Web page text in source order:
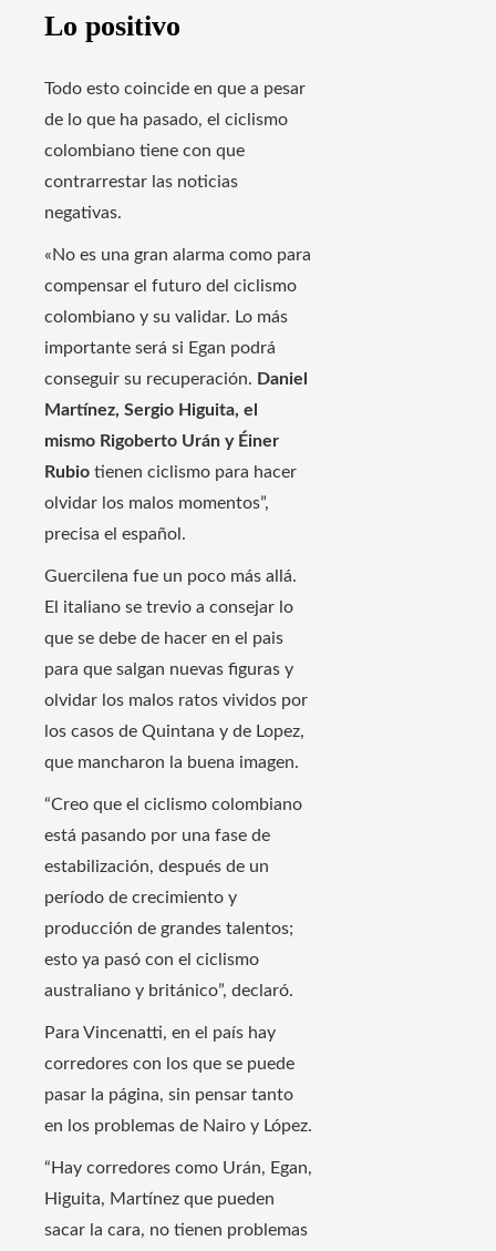
Lo positivo
Todo esto coincide en que a pesar
de lo que ha pasado, el ciclismo
colombiano tiene con que
contrarrestar las noticias
negativas.
«No es una gran alarma como para
compensar el futuro del ciclismo
colombiano y su validar. Lo más
importante será si Egan podrá
conseguir su recuperación. Daniel
Martínez, Sergio Higuita, el
mismo Rigoberto Urán y Éiner
Rubio tienen ciclismo para hacer
olvidar los malos momentos”,
precisa el español.
Guercilena fue un poco más allá.
El italiano se trevio a consejar lo
que se debe de hacer en el pais
para que salgan nuevas figuras y
olvidar los malos ratos vividos por
los casos de Quintana y de Lopez,
que mancharon la buena imagen.
“Creo que el ciclismo colombiano
está pasando por una fase de
estabilización, después de un
período de crecimiento y
producción de grandes talentos;
esto ya pasó con el ciclismo
australiano y británico”, declaró.
Para Vincenatti, en el país hay
corredores con los que se puede
pasar la página, sin pensar tanto
en los problemas de Nairo y López.
“Hay corredores como Urán, Egan,
Higuita, Martínez que pueden
sacar la cara, no tienen problemas